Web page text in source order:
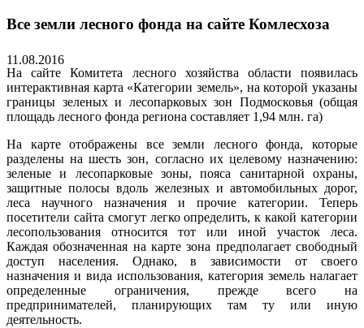
Все земли лесного фонда на сайте Комлесхоза
11.08.2016
На сайте Комитета лесного хозяйства области появилась
интерактивная карта «Категории земель», на которой указаны
границы зеленых и лесопарковых зон Подмосковья (общая
площадь лесного фонда региона составляет 1,94 млн. га)
На карте отображены все земли лесного фонда, которые
разделены на шесть зон, согласно их целевому назначению:
зеленые и лесопарковые зоны, пояса санитарной охраны,
защитные полосы вдоль железных и автомобильных дорог,
леса научного назначения и прочие категории. Теперь
посетители сайта смогут легко определить, к какой категории
лесопользования относится тот или иной участок леса.
Каждая обозначенная на карте зона предполагает свободный
доступ населения. Однако, в зависимости от своего
назначения и вида использования, категория земель налагает
определенные ограничения, прежде всего на
предпринимателей, планирующих там ту или иную
деятельность.